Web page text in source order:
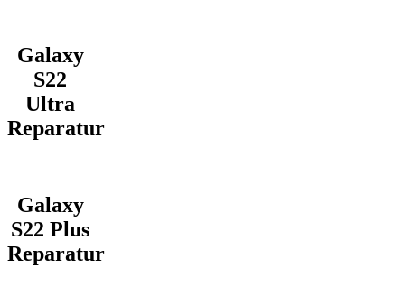
Galaxy
S22
Ultra
Reparatur
Galaxy
S22 Plus
Reparatur